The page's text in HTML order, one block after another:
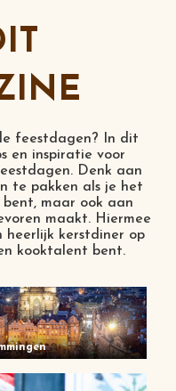
feestdagen? In dit
en inspiratie voor
Denk aan
te pakken als je het
maar ook aan
maakt. Hiermee
heerlijk kerstdiner op
kooktalent bent.